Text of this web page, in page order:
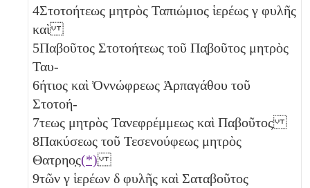
4Στοτοήτεως μητρὸς Ταπιώμιος ἱερέως γ φυλῆς
καὶ
5Παβοῦτος Στοτοήτεως τοῦ Πα̣βοῦτος μητρὸς
Ταυ-
6ήτιος καὶ Ὀννώφρεως Ἁρπαγάθου τοῦ
Στοτοή-
7τεως μητρὸς Τανεφρέμμεως καὶ Παβοῦτος
8Πακύσεως τοῦ Τεσενούφεως μητρὸς
Θατρηο̣ς(*)
9τῶν γ ἱερέων δ φυλῆς καὶ Σαταβοῦτος